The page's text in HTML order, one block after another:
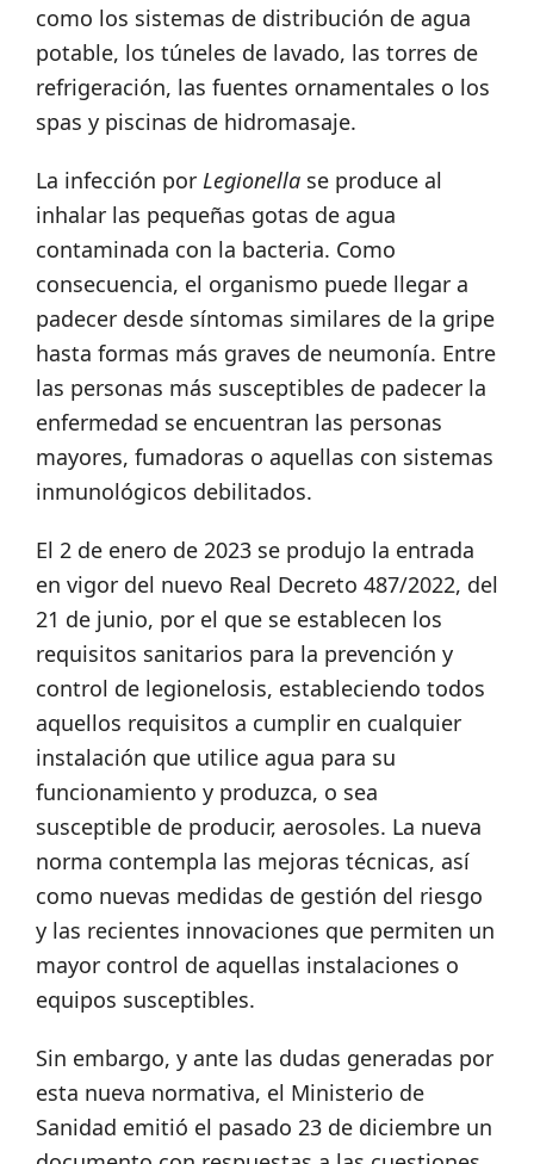
como los sistemas de distribución de agua
potable, los túneles de lavado, las torres de
refrigeración, las fuentes ornamentales o los
spas y piscinas de hidromasaje.
La infección por Legionella se produce al
inhalar las pequeñas gotas de agua
contaminada con la bacteria. Como
consecuencia, el organismo puede llegar a
padecer desde síntomas similares de la gripe
hasta formas más graves de neumonía. Entre
las personas más susceptibles de padecer la
enfermedad se encuentran las personas
mayores, fumadoras o aquellas con sistemas
inmunológicos debilitados.
El 2 de enero de 2023 se produjo la entrada
en vigor del nuevo Real Decreto 487/2022, del
21 de junio, por el que se establecen los
requisitos sanitarios para la prevención y
control de legionelosis, estableciendo todos
aquellos requisitos a cumplir en cualquier
instalación que utilice agua para su
funcionamiento y produzca, o sea
susceptible de producir, aerosoles. La nueva
norma contempla las mejoras técnicas, así
como nuevas medidas de gestión del riesgo
y las recientes innovaciones que permiten un
mayor control de aquellas instalaciones o
equipos susceptibles.
Sin embargo, y ante las dudas generadas por
esta nueva normativa, el Ministerio de
Sanidad emitió el pasado 23 de diciembre un